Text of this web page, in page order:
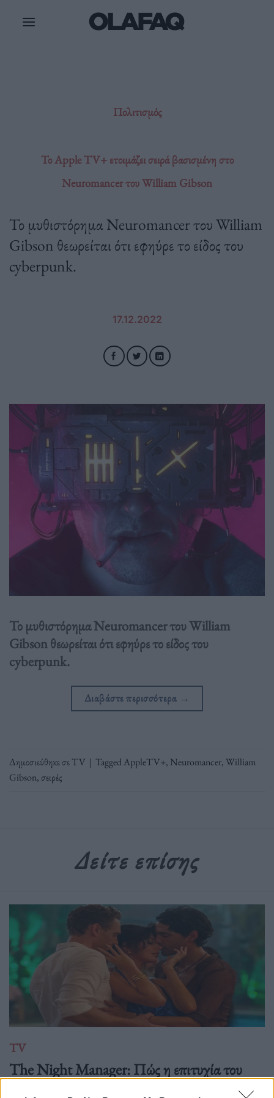
Πολιτισμός
Το Apple TV+ ετοιμάζει σειρά βασισμένη στο
Neuromancer του William Gibson
Το μυθιστόρημα Neuromancer του William
Gibson θεωρείται ότι εφηύρε το είδος του
cyberpunk.
17.12.2022
Το μυθιστόρημα Neuromancer του William
Gibson θεωρείται ότι εφηύρε το είδος του
cyberpunk.
Διαβάστε περισσότερα →
Δημοσιεύθηκε σεTV | TaggedAppleTV+, Neuromancer,William
Gibson,σειρές
Δείτε επίσης
TV
The Night Manager: Πώς η επιτυχία του
BBC οδήγησε (επιτέλους) σε 2η και 3η σεζόν